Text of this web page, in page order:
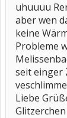
uhuuuu
aber wen
keine
Probleme
seit einger
Liebe
Glitzerchen